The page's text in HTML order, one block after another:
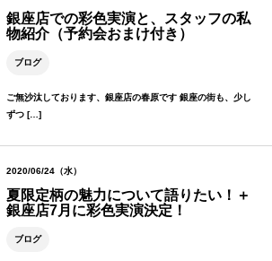
銀座店での彩色実演と、スタッフの私
物紹介（予約会おまけ付き）
ブログ
ご無沙汰しております、銀座店の春原です 銀座の街も、少し
ずつ […]
2020/06/24（水）
夏限定柄の魅力について語りたい！＋
銀座店7月に彩色実演決定！
ブログ